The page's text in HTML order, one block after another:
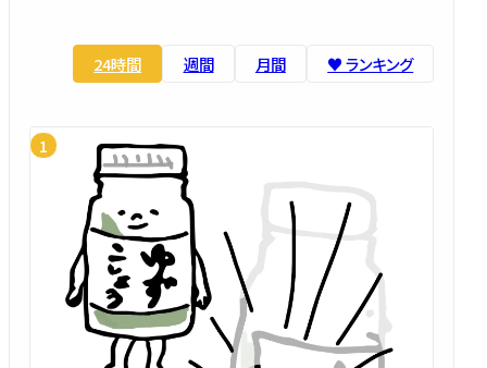
24時間 週間 月間 ♥️ ランキング